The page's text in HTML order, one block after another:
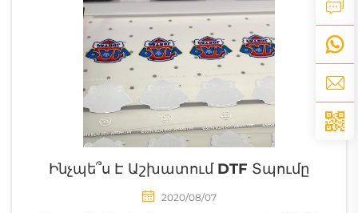
Ինչպե՞ս Է Աշխատում DTF Տպումը
2020/08/07